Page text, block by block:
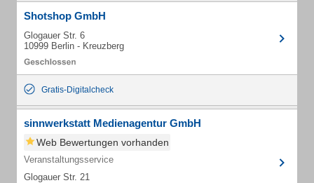
Shotshop GmbH
Glogauer Str. 6
10999 Berlin - Kreuzberg
Gratis-Digitalcheck
sinnwerkstatt Medienagentur GmbH
Web Bewertungen vorhanden
Veranstaltungsservice
Glogauer Str. 21